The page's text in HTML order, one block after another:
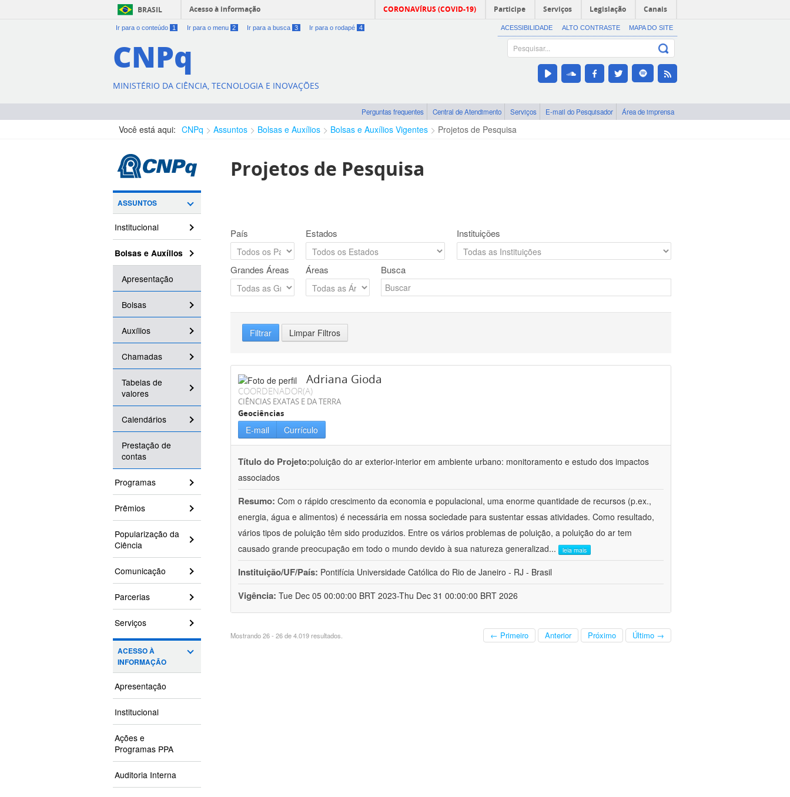
BRASIL Acesso à informação CORONAVÍRUS (COVID-19) Participe Serviços Legislação Canais
Ir para o conteúdo 1 Ir para o menu 2 Ir para a busca 3 Ir para o rodapé 4 ACESSIBILIDADE ALTO CONTRASTE MAPA DO SITE
CNPq
MINISTÉRIO DA CIÊNCIA, TECNOLOGIA E INOVAÇÕES
Perguntas frequentes Central de Atendimento Serviços E-mail do Pesquisador Área de imprensa
Você está aqui: CNPq Assuntos Bolsas e Auxílios Bolsas e Auxílios Vigentes Projetos de Pesquisa
ASSUNTOS
Institucional
Bolsas e Auxílios
Apresentação
Bolsas
Auxílios
Chamadas
Tabelas de
valores
Calendários
Prestação de
contas
Programas
Prêmios
Popularização da
Ciência
Comunicação
Parcerias
Serviços
ACESSO À
INFORMAÇÃO
Apresentação
Institucional
Ações e
Programas PPA
Auditoria Interna
Projetos de Pesquisa
País Estados Instituições
Grandes Áreas Áreas Busca
Filtrar Limpar Filtros
Adriana Gioda
COORDENADOR(A)
CIÊNCIAS EXATAS E DA TERRA
Geociências
E-mail Currículo
Título do Projeto:poluição do ar exterior-interior em ambiente urbano: monitoramento e estudo dos impactos
associados
Resumo: Com o rápido crescimento da economia e populacional, uma enorme quantidade de recursos (p.ex.,
energia, água e alimentos) é necessária em nossa sociedade para sustentar essas atividades. Como resultado,
vários tipos de poluição têm sido produzidos. Entre os vários problemas de poluição, a poluição do ar tem
causado grande preocupação em todo o mundo devido à sua natureza generalizad... leia mais
Instituição/UF/País: Pontifícia Universidade Católica do Rio de Janeiro - RJ - Brasil
Vigência: Tue Dec 05 00:00:00 BRT 2023-Thu Dec 31 00:00:00 BRT 2026
Mostrando 26 - 26 de 4.019 resultados. ← Primeiro Anterior Próximo Último →